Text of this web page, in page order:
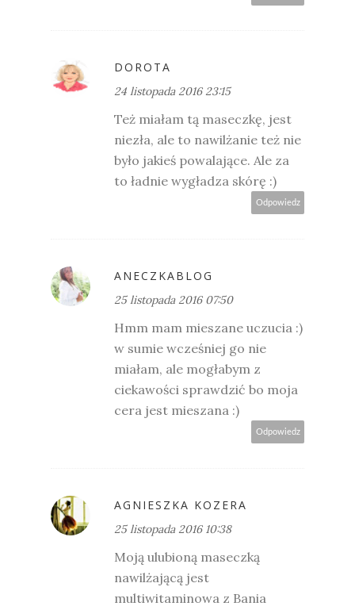
DOROTA
24 listopada 2016 23:15
Też miałam tą maseczkę, jest
niezła, ale to nawilżanie też nie
było jakieś powalające. Ale za
to ładnie wygładza skórę :)
Odpowiedz
ANECZKABLOG
25 listopada 2016 07:50
Hmm mam mieszane uczucia :)
w sumie wcześniej go nie
miałam, ale mogłabym z
ciekawości sprawdzić bo moja
cera jest mieszana :)
Odpowiedz
AGNIESZKA KOZERA
25 listopada 2016 10:38
Moją ulubioną maseczką
nawilżającą jest
multiwitaminowa z Bania